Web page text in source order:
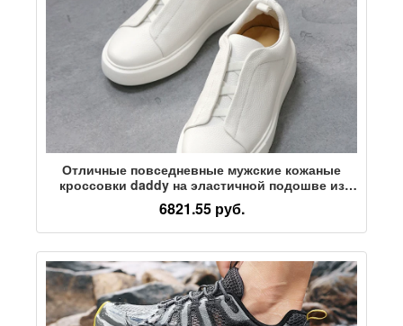
Отличные повседневные мужские кожаные
кроссовки daddy на эластичной подошве из
натуральной кожи с одной педалью, немецкие
кроссовки Forrest белого цвета на увеличенной
толстой подошве.
6821.55 руб.